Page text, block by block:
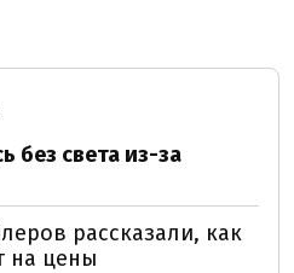
без света из-за
рассказали, как
на цены